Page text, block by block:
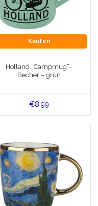
Kaufen
Holland „Campmug“-
Becher – grün
€8,99